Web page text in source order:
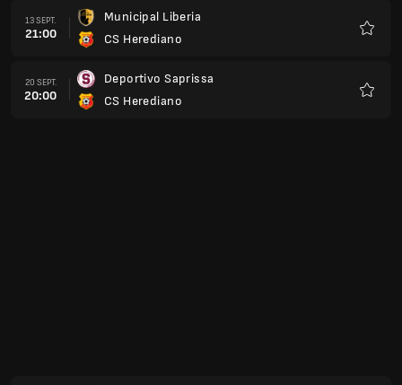
13 SEPT.
21:00
Municipal Liberia
CS Herediano
20 SEPT.
20:00
Deportivo Saprissa
CS Herediano